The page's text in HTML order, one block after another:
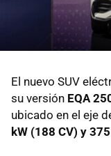
El nuevo SUV
su versión EQA
ubicado en el eje
kW (188 CV) y